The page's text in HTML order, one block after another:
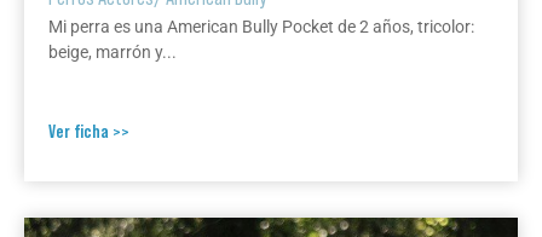
Mi perra es una American Bully Pocket de 2 años, tricolor:
beige, marrón y...
Ver ficha >>